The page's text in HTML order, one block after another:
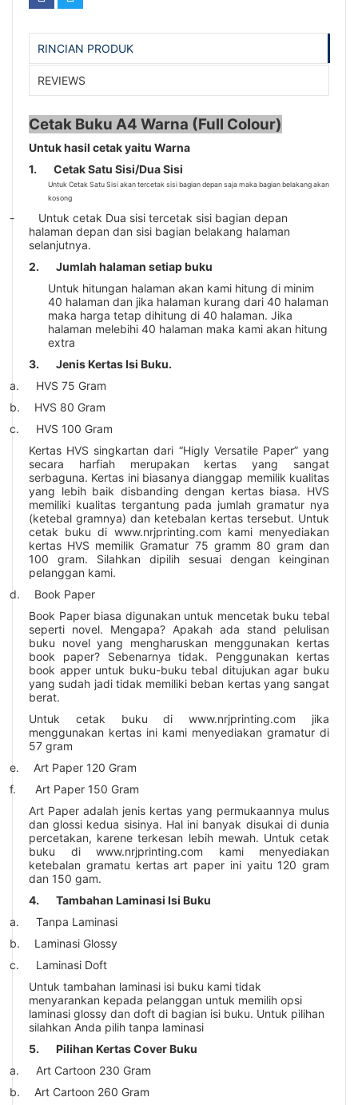
RINCIAN PRODUK
REVIEWS
Cetak Buku A4 Warna (Full Colour)
Untuk hasil cetak yaitu Warna
1.
Cetak Satu Sisi/Dua Sisi
Untuk Cetak Satu Sisi akan tercetak sisi bagian depan saja maka bagian belakang akan
kosong
-
Untuk cetak Dua sisi tercetak sisi bagian depan
halaman depan dan sisi bagian belakang halaman
selanjutnya.
2.
Jumlah halaman setiap buku
Untuk hitungan halaman akan kami hitung di minim
40 halaman dan jika halaman kurang dari 40 halaman
maka harga tetap dihitung di 40 halaman. Jika
halaman melebihi 40 halaman maka kami akan hitung
extra
3.
Jenis Kertas Isi Buku.
a.
HVS 75 Gram
b.
HVS 80 Gram
c.
HVS 100 Gram
Kertas HVS singkartan dari “Higly Versatile Paper” yang
secara harfiah merupakan kertas yang sangat
serbaguna. Kertas ini biasanya dianggap memilik kualitas
yang lebih baik disbanding dengan kertas biasa. HVS
memiliki kualitas tergantung pada jumlah gramatur nya
(ketebal gramnya) dan ketebalan kertas tersebut. Untuk
cetak buku di www.nrjprinting.com kami menyediakan
kertas HVS memilik Gramatur 75 gramm 80 gram dan
100 gram. Silahkan dipilih sesuai dengan keinginan
pelanggan kami.
d.
Book Paper
Book Paper biasa digunakan untuk mencetak buku tebal
seperti novel. Mengapa? Apakah ada stand pelulisan
buku novel yang mengharuskan menggunakan kertas
book paper? Sebenarnya tidak. Penggunakan kertas
book apper untuk buku-buku tebal ditujukan agar buku
yang sudah jadi tidak memiliki beban kertas yang sangat
berat.
Untuk cetak buku diwww.nrjprinting.com jika
menggunakan kertas ini kami menyediakan gramatur di
57 gram
e.
Art Paper 120 Gram
f.
Art Paper 150 Gram
Art Paper adalah jenis kertas yang permukaannya mulus
dan glossi kedua sisinya. Hal ini banyak disukai di dunia
percetakan, karene terkesan lebih mewah. Untuk cetak
buku di www.nrjprinting.com kami menyediakan
ketebalan gramatu kertas art paper ini yaitu 120 gram
dan 150 gam.
4.
Tambahan Laminasi Isi Buku
a.
Tanpa Laminasi
b.
Laminasi Glossy
c.
Laminasi Doft
Untuk tambahan laminasi isi buku kami tidak
menyarankan kepada pelanggan untuk memilih opsi
laminasi glossy dan doft di bagian isi buku. Untuk pilihan
silahkan Anda pilih tanpa laminasi
5.
Pilihan Kertas Cover Buku
a.
Art Cartoon 230 Gram
b.
Art Cartoon 260 Gram